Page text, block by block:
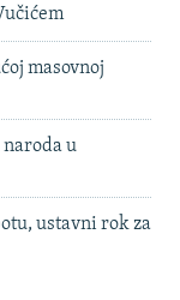
masovnoj
u
ustavni rok za